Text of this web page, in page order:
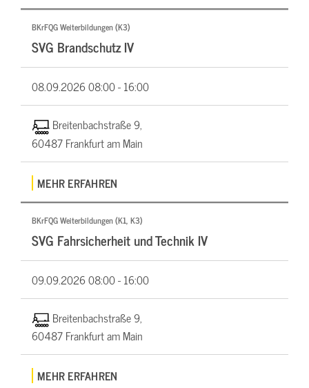
BKrFQG Weiterbildungen (K3)
SVG Brandschutz IV
08.09.202608:00 - 16:00
Breitenbachstraße 9,
60487 Frankfurt am Main
MEHR ERFAHREN
BKrFQG Weiterbildungen (K1, K3)
SVG Fahrsicherheit und Technik IV
09.09.202608:00 - 16:00
Breitenbachstraße 9,
60487 Frankfurt am Main
MEHR ERFAHREN